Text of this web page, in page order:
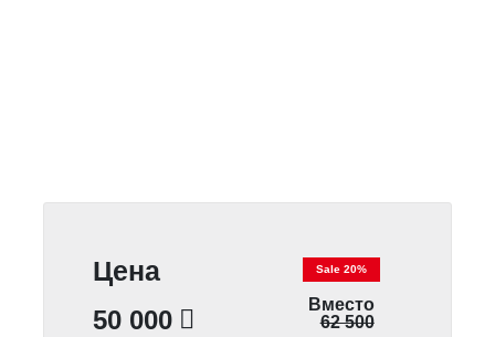
Цена
50 000
Sale 20%
Вместо
62 500